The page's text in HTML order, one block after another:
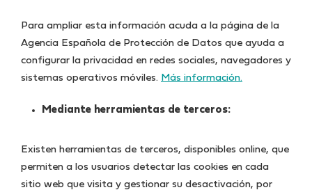
Para ampliar esta información acuda a la página de la
Agencia Española de Protección de Datos que ayuda a
configurar la privacidad en redes sociales, navegadores y
sistemas operativos móviles.
Más información.
Mediante herramientas de terceros:
Existen herramientas de terceros, disponibles online, que
permiten a los usuarios detectar las cookies en cada
sitio web que visita y gestionar su desactivación, por